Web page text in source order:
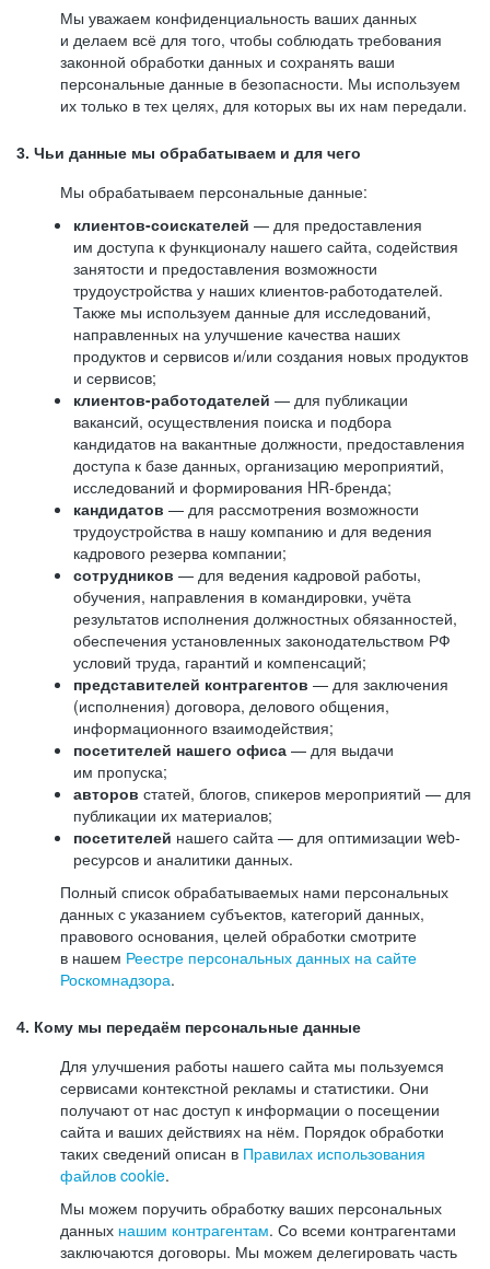
Мы уважаем конфиденциальность ваших данных
и делаем всё для того, чтобы соблюдать требования
законной обработки данных и сохранять ваши
персональные данные в безопасности. Мы используем
их только в тех целях, для которых вы их нам передали.
3. Чьи данные мы обрабатываем и для чего
Мы обрабатываем персональные данные:
клиентов-соискателей — для предоставления
им доступа к функционалу нашего сайта, содействия
занятости и предоставления возможности
трудоустройства у наших клиентов-работодателей.
Также мы используем данные для исследований,
направленных на улучшение качества наших
продуктов и сервисов и/или создания новых продуктов
и сервисов;
клиентов-работодателей — для публикации
вакансий, осуществления поиска и подбора
кандидатов на вакантные должности, предоставления
доступа к базе данных, организацию мероприятий,
исследований и формирования HR-бренда;
кандидатов — для рассмотрения возможности
трудоустройства в нашу компанию и для ведения
кадрового резерва компании;
сотрудников — для ведения кадровой работы,
обучения, направления в командировки, учёта
результатов исполнения должностных обязанностей,
обеспечения установленных законодательством РФ
условий труда, гарантий и компенсаций;
представителей контрагентов — для заключения
(исполнения) договора, делового общения,
информационного взаимодействия;
посетителей нашего офиса — для выдачи
им пропуска;
авторов статей, блогов, спикеров мероприятий — для
публикации их материалов;
посетителей нашего сайта — для оптимизации web-
ресурсов и аналитики данных.
Полный список обрабатываемых нами персональных
данных с указанием субъектов, категорий данных,
правового основания, целей обработки смотрите
в нашем Реестре персональных данных на сайте
Роскомнадзора.
4. Кому мы передаём персональные данные
Для улучшения работы нашего сайта мы пользуемся
сервисами контекстной рекламы и статистики. Они
получают от нас доступ к информации о посещении
сайта и ваших действиях на нём. Порядок обработки
таких сведений описан в Правилах использования
файлов cookie.
Мы можем поручить обработку ваших персональных
данных нашим контрагентам. Со всеми контрагентами
заключаются договоры. Мы можем делегировать часть